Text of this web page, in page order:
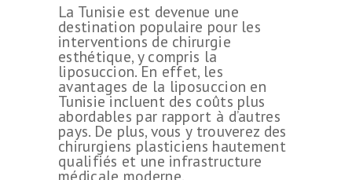
La Tunisie est devenue une
destination populaire pour les
interventions de chirurgie
esthétique, y compris la
liposuccion. En effet, les
avantages de la liposuccion en
Tunisie incluent des coûts plus
abordables par rapport à d’autres
pays. De plus, vous y trouverez des
chirurgiens plasticiens hautement
qualifiés et une infrastructure
médicale moderne.